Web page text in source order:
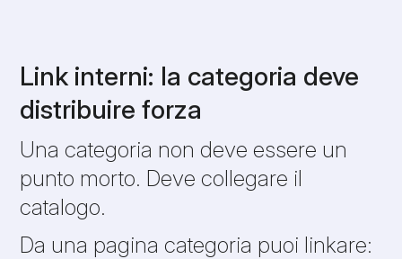
Link interni: la categoria deve
distribuire forza
Una categoria non deve essere un
punto morto. Deve collegare il
catalogo.
Da una pagina categoria puoi linkare: